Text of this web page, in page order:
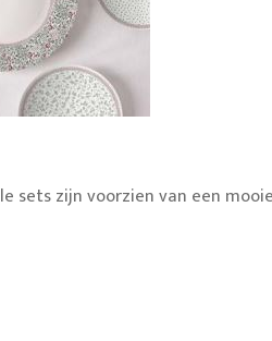
sets zijn voorzien van een